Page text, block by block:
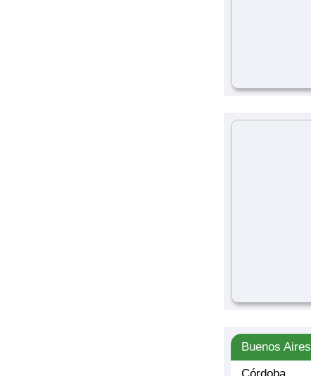
Buenos Aires